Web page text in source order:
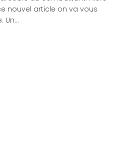
nouvel article on va vous
Un...